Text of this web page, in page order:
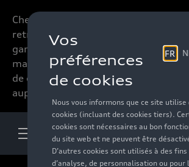
Chers accessoires-lovers,
retrouvez dorénavant toute la
gamme d’accessoires de votre
marque préférée sous forme
de catalogue à commander
auprès de votre distributeur.